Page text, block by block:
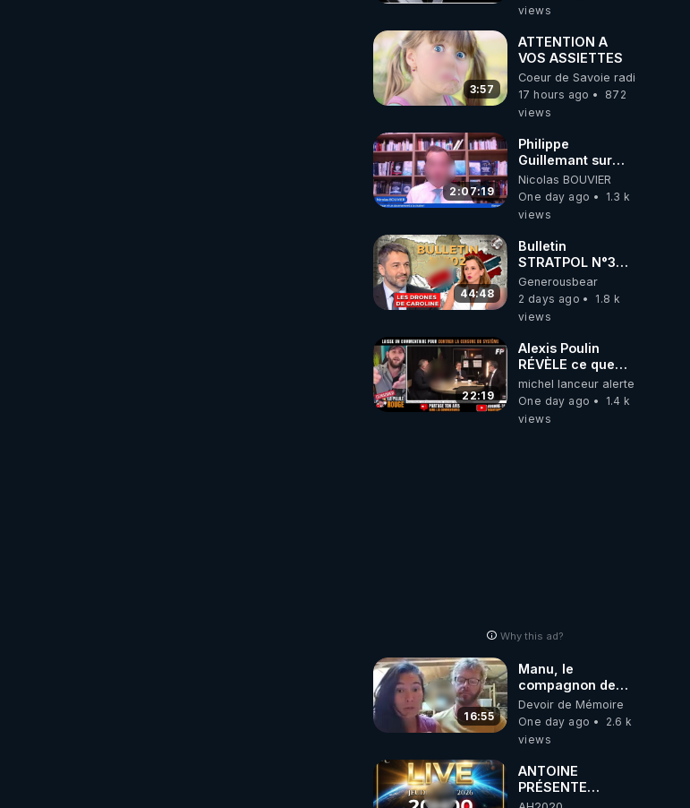
views
3:57
ATTENTION A
VOS ASSIETTES
Coeur de Savoie radioweb TV
17 hours ago
872
views
2:07:19
Philippe
Guillemant sur
l’IA, la conscience
et les OVNI
Nicolas BOUVIER
One day ago
1.3 k
views
44:48
Bulletin
STRATPOL N°302.
Armée des
drones, MS-21 en
série, missiles
07.08.2026.
Generousbear
2 days ago
1.8 k
views
22:19
Alexis Poulin
RÉVÈLE ce que
personne n'ose
dire sur l'Union
européenne
michel lanceur alerte
One day ago
1.4 k
views
Why this ad?
16:55
Manu, le
compagnon de
Kyria, raconte sa
garde à vue
musclée.
Devoir de Mémoire
One day ago
2.6 k
views
ANTOINE
PRÉSENTE
AH2020 LE LIVE